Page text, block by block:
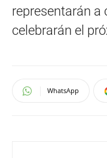
representarán a
celebrarán el
WhatsApp